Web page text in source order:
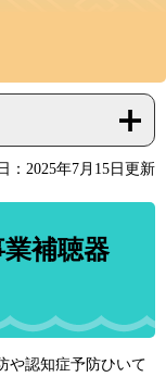
：2025年7月15日更新
補聴器
や認知症予防ひいて